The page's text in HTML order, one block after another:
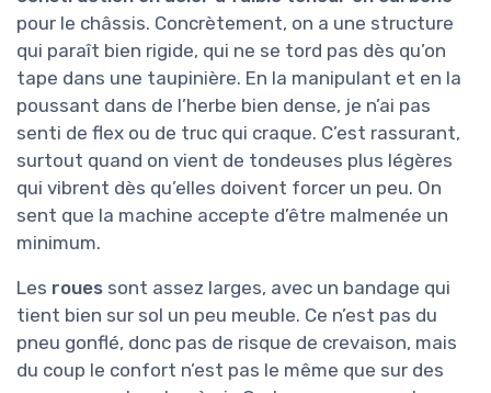
Matériaux et
construction : du
costaud, mais pas
niveau pro non plus